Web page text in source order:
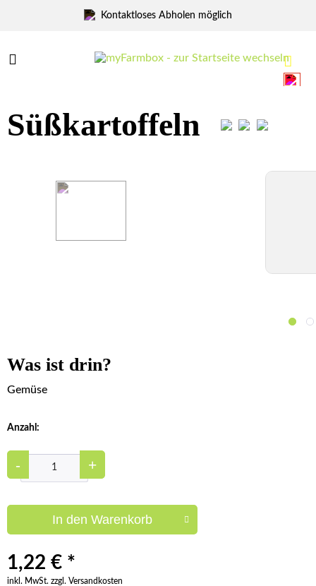
Marktfrisch Abholen
Menü
Süßkartoffeln
Was ist drin?
Gemüse
Anzahl:
- +
In den Warenkorb
1,22 € *
inkl. MwSt. zzgl. Versandkosten